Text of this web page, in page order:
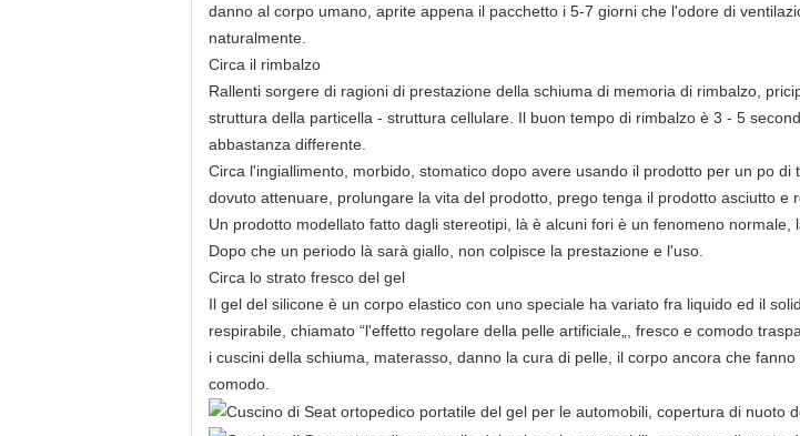
danno al corpo umano, aprite appena il pacchetto i 5-7 giorni che l'odore di
naturalmente.
Circa il rimbalzo
Rallenti sorgere di ragioni di prestazione della schiuma di memoria di rimbalzo,
struttura della particella - struttura cellulare. Il buon tempo di rimbalzo è 3 - 5
abbastanza differente.
Circa l'ingiallimento, morbido, stomatico dopo avere usando il prodotto per un po
dovuto attenuare, prolungare la vita del prodotto, prego tenga il prodotto asciutto e
Un prodotto modellato fatto dagli stereotipi, là è alcuni fori è un fenomeno normale,
Dopo che un periodo là sarà giallo, non colpisce la prestazione e l'uso.
Circa lo strato fresco del gel
Il gel del silicone è un corpo elastico con uno speciale ha variato fra liquido ed il
respirabile, chiamato “l'effetto regolare della pelle artificiale„, fresco e comodo
i cuscini della schiuma, materasso, danno la cura di pelle, il corpo ancora che
comodo.